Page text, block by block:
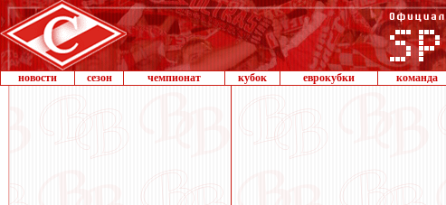
новости сезон чемпионат кубок еврокубки команда